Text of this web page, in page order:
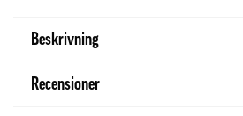
Beskrivning
Recensioner